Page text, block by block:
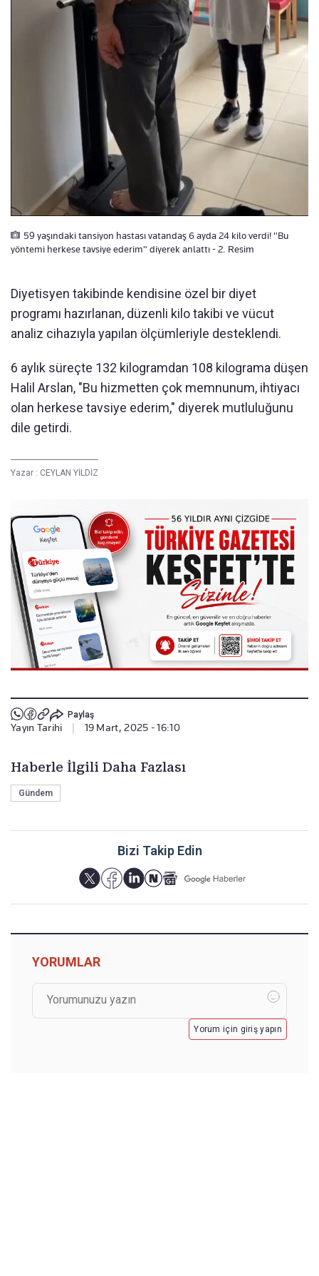
59 yaşındaki tansiyon hastası vatandaş 6 ayda 24 kilo verdi! "Bu
yöntemi herkese tavsiye ederim" diyerek anlattı - 2. Resim
Diyetisyen takibinde kendisine özel bir diyet
programı hazırlanan, düzenli kilo takibi ve vücut
analiz cihazıyla yapılan ölçümleriyle desteklendi.
6 aylık süreçte 132 kilogramdan 108 kilograma düşen
Halil Arslan, "Bu hizmetten çok memnunum, ihtiyacı
olan herkese tavsiye ederim," diyerek mutluluğunu
dile getirdi.
Yazar : CEYLAN YİLDİZ
Paylaş
Yayın Tarihi 19 Mart, 2025 - 16:10
Haberle İlgili Daha Fazlası
Gündem
Bizi Takip Edin
YORUMLAR
Yorum için giriş yapın